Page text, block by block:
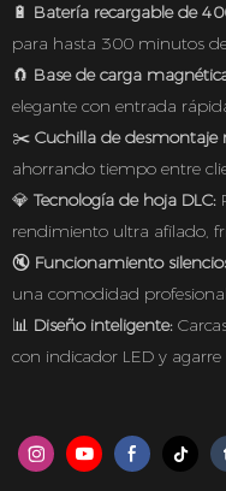
🔋 Batería recargable de
para hasta 300 minutos
🧲 Base de carga
elegante con entrada
✂️ Cuchilla de desmontaje
ahorrando tiempo entre
💎 Tecnología de hoja DLC:
rendimiento ultra afilado,
🔇 Funcionamiento
una comodidad
📊 Diseño inteligente:
con indicador LED y